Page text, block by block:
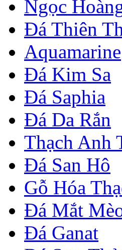
Ngọc
Đá Thiên
Aquamarine
Đá Kim Sa
Đá Saphia
Đá Da Rắn
Thạch Anh
Đá San Hô
Gỗ Hóa
Đá Mắt
Đá Ganat